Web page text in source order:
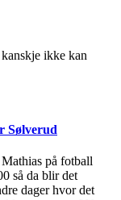
ikke kan
Sølverud
på fotball
så da blir det
dager hvor det